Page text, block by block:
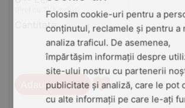
(Pret cu TVA inclus)
Cantitate: +
−
Adauga in cos ♥
Folosim cookie-uri pentru a
conținutul, reclamele și pentru a
analiza traficul. De asemenea,
împărtășim informații despre
site-ului nostru cu partenerii
publicitate și analiză, care le pot
cu alte informații pe care le-ați